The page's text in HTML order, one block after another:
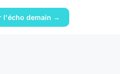
l'écho demain →